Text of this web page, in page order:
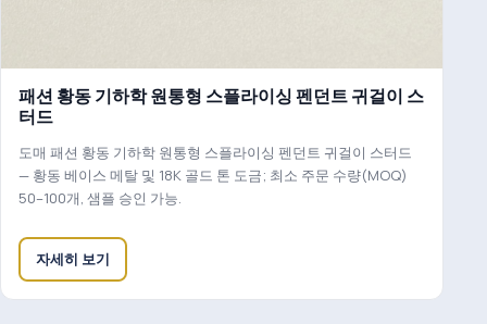
패션 황동 기하학 원통형 스플라이싱 펜던트 귀걸이 스
터드
도매 패션 황동 기하학 원통형 스플라이싱 펜던트 귀걸이 스터드
— 황동 베이스 메탈 및 18K 골드 톤 도금; 최소 주문 수량(MOQ)
50–100개, 샘플 승인 가능.
자세히 보기